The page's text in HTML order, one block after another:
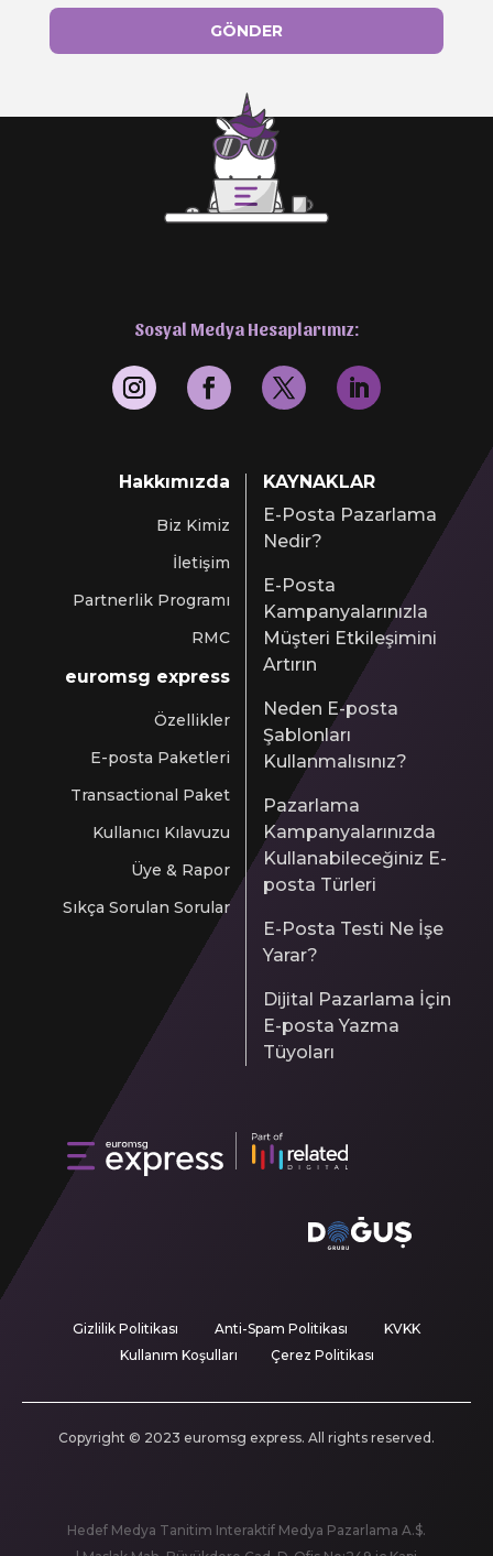
Hakkımızda
Biz Kimiz
İletişim
Partnerlik Programı
RMC
euromsg express
Özellikler
E-posta Paketleri
Transactional Paket
Kullanıcı Kılavuzu
Üye & Rapor
Sıkça Sorulan Sorular
Sosyal Medya Hesaplarımız:
KAYNAKLAR
E-Posta Pazarlama
Nedir?
E-Posta
Kampanyalarınızla
Müşteri Etkileşimini
Artırın
Neden E-posta
Şablonları
Kullanmalısınız?
Pazarlama
Kampanyalarınızda
Kullanabileceğiniz E-
posta Türleri
E-Posta Testi Ne İşe
Yarar?
Dijital Pazarlama İçin
E-posta Yazma
Tüyoları
Gizlilik Politikası Anti-Spam Politikası
KVKK
Kullanım Koşulları
Çerez Politikası
Copyright © 2023 euromsg express. All rights reserved.
Hedef Medya Tanitim Interaktif Medya Pazarlama A.$.